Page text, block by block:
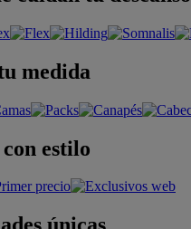
medida
estilo